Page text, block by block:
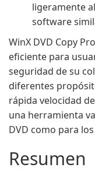
ligeramente
software
WinX DVD Copy
eficiente para
seguridad de su
diferentes
rápida velocidad
una herramienta
DVD como para
Resumen